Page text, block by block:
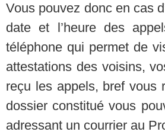
Vous pouvez donc en cas
date et l’heure des
téléphone qui permet de
attestations des voisins,
reçu les appels, bref vous
dossier constitué vous
adressant un courrier au